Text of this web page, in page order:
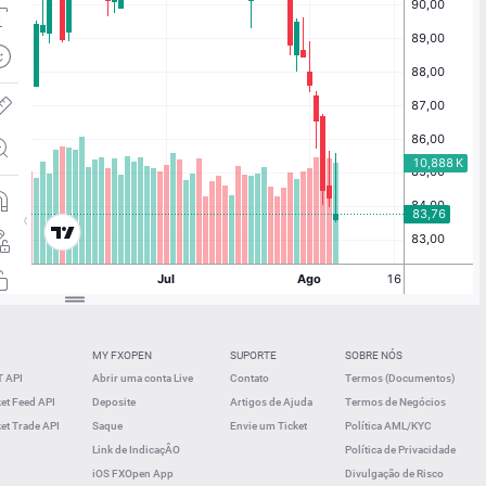
API
Feed API
Trade API
MY FXOPEN
Abrir uma conta Live
Deposite
Saque
Link de IndicaçÂO
iOS FXOpen App
SUPORTE
Contato
Artigos de Ajuda
Envie um Ticket
SOBRE NÓS
Termos (Documentos)
Termos de Negócios
Política AML/KYC
Política de Privacidade
Divulgação de Risco